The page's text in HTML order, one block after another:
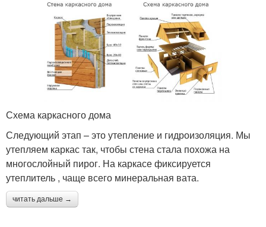
Схема каркасного дома
Следующий этап – это утепление и гидроизоляция. Мы
утепляем каркас так, чтобы стена стала похожа на
многослойный пирог. На каркасе фиксируется
утеплитель , чаще всего минеральная вата.
читать дальше →